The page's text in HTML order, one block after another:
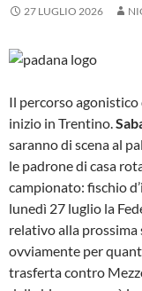
27 LUGLIO 2026
Il percorso agonistico
inizio in Trentino.
saranno di scena al
le padrone di casa
campionato: fischio
lunedì 27 luglio la
relativo alla prossima
ovviamente per
trasferta contro